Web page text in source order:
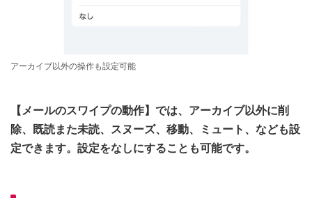
アーカイブ以外の操作も設定可能
【メールのスワイプの動作】では、アーカイブ以外に削
除、既読また未読、スヌーズ、移動、ミュート、なども設
定できます。設定をなしにすることも可能です。